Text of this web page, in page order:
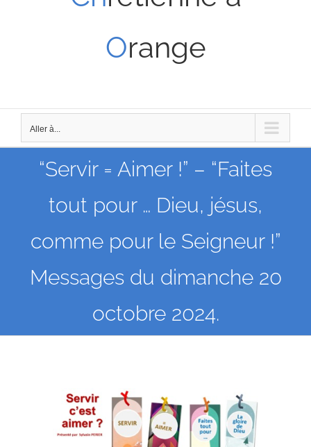
Orange
Aller à...
“Servir = Aimer !” – “Faites
tout pour … Dieu, jésus,
comme pour le Seigneur !”
Messages du dimanche 20
octobre 2024.
Voir
l'image
agrandie